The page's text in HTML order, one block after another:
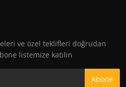
ve özel teklifleri doğrudan
listemize katılın
Abone